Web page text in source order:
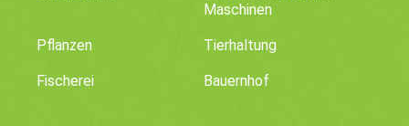
Maschinen
Pflanzen Tierhaltung
Fischerei Bauernhof